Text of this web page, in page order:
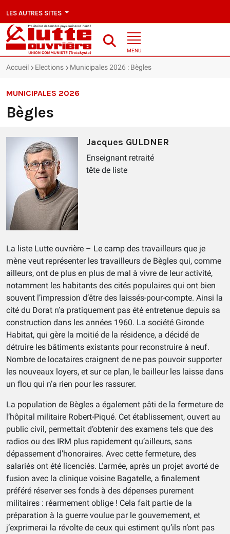
LES AUTRES SITES
MENU
Accueil Elections Municipales 2026 : Bègles
MUNICIPALES 2026
Bègles
Jacques GULDNER
Enseignant retraité
tête de liste
La liste Lutte ouvrière – Le camp des travailleurs que je
mène veut représenter les travailleurs de Bègles qui, comme
ailleurs, ont de plus en plus de mal à vivre de leur activité,
notamment les habitants des cités populaires qui ont bien
souvent l’impression d’être des laissés-pour-compte. Ainsi la
cité du Dorat n’a pratiquement pas été entretenue depuis sa
construction dans les années 1960. La société Gironde
Habitat, qui gère la moitié de la résidence, a décidé de
détruire les bâtiments existants pour reconstruire à neuf.
Nombre de locataires craignent de ne pas pouvoir supporter
les nouveaux loyers, et sur ce plan, le bailleur les laisse dans
un flou qui n’a rien pour les rassurer.
La population de Bègles a également pâti de la fermeture de
l’hôpital militaire Robert-Piqué. Cet établissement, ouvert au
public civil, permettait d’obtenir des examens tels que des
radios ou des IRM plus rapidement qu’ailleurs, sans
dépassement d’honoraires. Avec cette fermeture, des
salariés ont été licenciés. L’armée, après un projet avorté de
fusion avec la clinique voisine Bagatelle, a finalement
préféré réserver ses fonds à des dépenses purement
militaires : réarmement oblige ! Cela fait partie de la
préparation à la guerre voulue par le gouvernement, et
j’exprimerai la révolte de ceux qui estiment qu’ils n’ont pas